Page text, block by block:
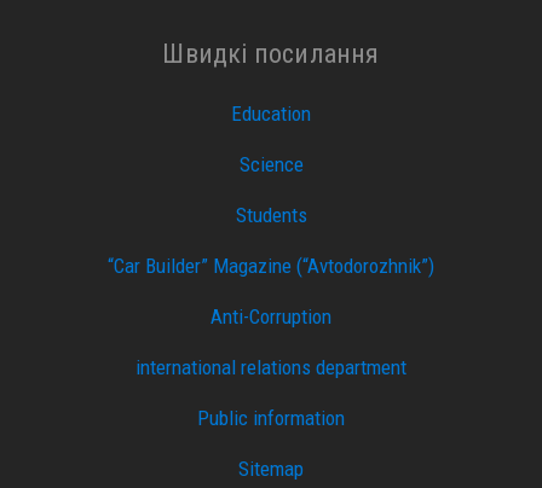
Швидкі посилання
Education
Science
Students
“Car Builder” Magazine (“Avtodorozhnik”)
Anti-Corruption
international relations department
Public information
Sitemap